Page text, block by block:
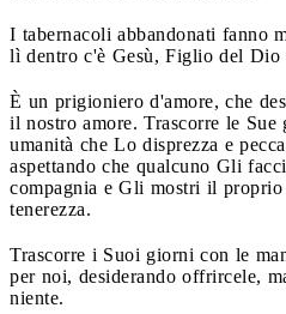
I tabernacoli abbandonati fanno
lì dentro c'è Gesù, Figlio del Dio
È un prigioniero d'amore, che
il nostro amore. Trascorre le Sue
umanità che Lo disprezza e
aspettando che qualcuno Gli
compagnia e Gli mostri il
tenerezza.
Trascorre i Suoi giorni con le
per noi, desiderando offrircele,
niente.